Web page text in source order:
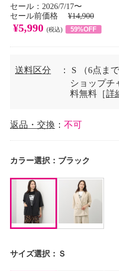
セール：2026/7/17〜
セール前価格 ¥14,900
¥5,990 (税込) 59%OFF
送料区分 ： S
（6点ま
ショップチ
料無料［詳
返品・交換 ： 不可
カラー選択： ブラック
サイズ選択： Ｓ